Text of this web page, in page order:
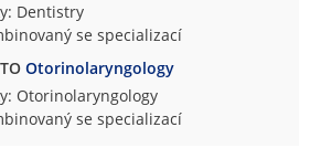
Dentistry
se specializací
Otorinolaryngology
Otorinolaryngology
se specializací